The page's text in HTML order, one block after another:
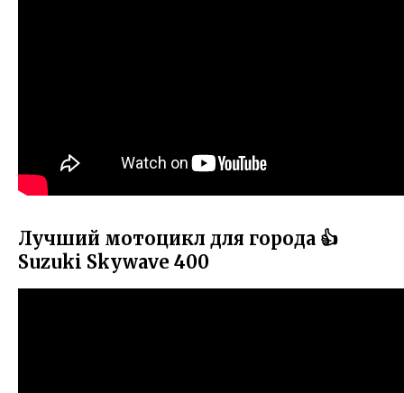
Лучший мотоцикл для города 👍
Suzuki Skywave 400